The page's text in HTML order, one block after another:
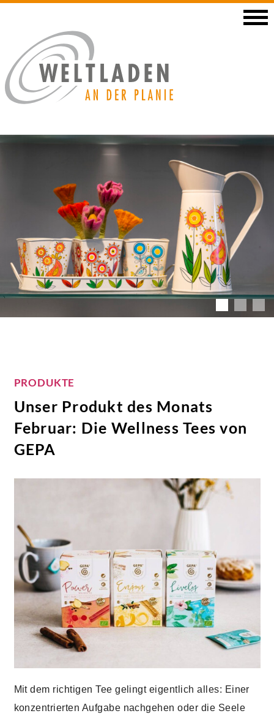
PRODUKTE
Unser Produkt des Monats
Februar: Die Wellness Tees von
GEPA
Mit dem richtigen Tee gelingt eigentlich alles: Einer
konzentrierten Aufgabe nachgehen oder die Seele